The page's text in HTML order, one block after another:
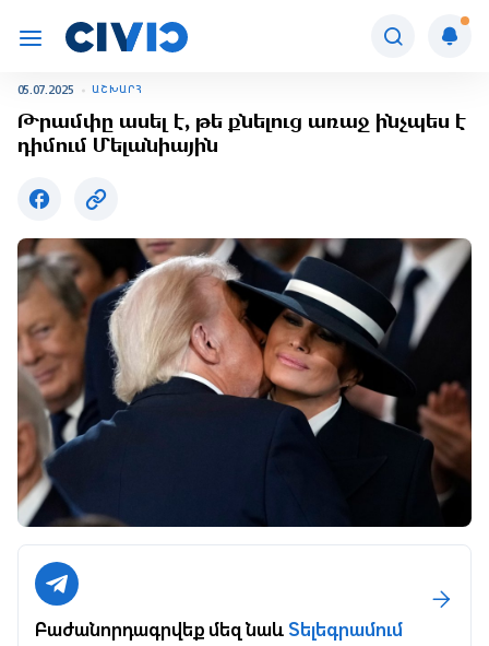
05.07.2025 ԱՇԽԱՐՀ
Թրամփը ասել է, թե քնելուց առաջ ինչպես է
դիմում Մելանիային
Բաժանորդագրվեք մեզ նաևՏելեգրամում